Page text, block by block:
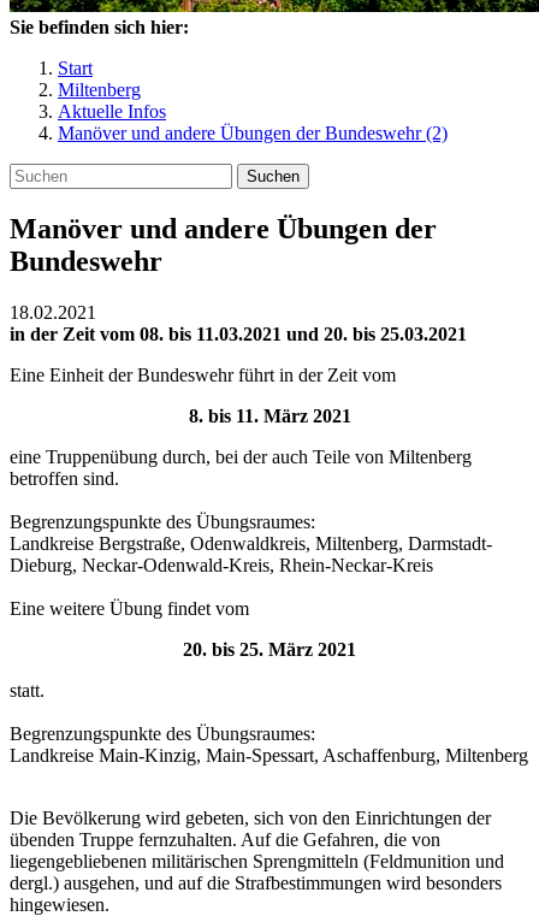
Sie befinden sich hier:
Start
Miltenberg
Aktuelle Infos
Manöver und andere Übungen der Bundeswehr (2)
Suchen
Manöver und andere Übungen der
Bundeswehr
18.02.2021
in der Zeit vom 08. bis 11.03.2021 und 20. bis 25.03.2021
Eine Einheit der Bundeswehr führt in der Zeit vom
8. bis 11. März 2021
eine Truppenübung durch, bei der auch Teile von Miltenberg
betroffen sind.
Begrenzungspunkte des Übungsraumes:
Landkreise Bergstraße, Odenwaldkreis, Miltenberg, Darmstadt-
Dieburg, Neckar-Odenwald-Kreis, Rhein-Neckar-Kreis
Eine weitere Übung findet vom
20. bis 25. März 2021
statt.
Begrenzungspunkte des Übungsraumes:
Landkreise Main-Kinzig, Main-Spessart, Aschaffenburg, Miltenberg
Die Bevölkerung wird gebeten, sich von den Einrichtungen der
übenden Truppe fernzuhalten. Auf die Gefahren, die von
liegengebliebenen militärischen Sprengmitteln (Feldmunition und
dergl.) ausgehen, und auf die Strafbestimmungen wird besonders
hingewiesen.